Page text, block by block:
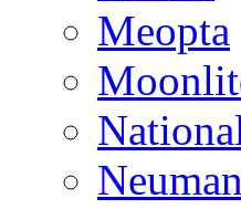
Meopta